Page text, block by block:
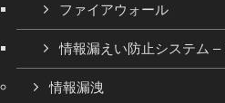
ファイアウォール
情報漏えい防止システム –
情報漏洩